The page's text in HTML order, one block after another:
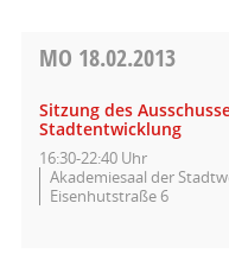
MO 18.02.2013
Sitzung des
Stadtentwicklung
16:30-22:40 Uhr
Akademiesaal der
Eisenhutstraße 6